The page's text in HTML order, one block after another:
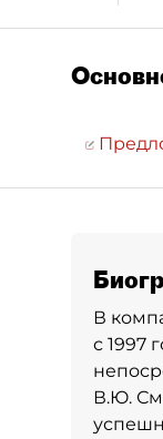
В
с 1997
В.Ю.